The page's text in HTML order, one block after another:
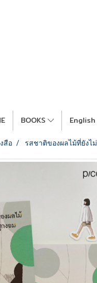
BOOKS
สือ รสชาติของผลไม้ที่ยังไ